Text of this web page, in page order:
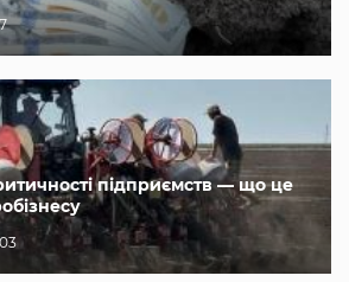
підприємств — що це